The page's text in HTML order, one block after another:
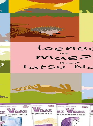
geot, goañvaat, dindan an
reont : setu loened diwar
!...